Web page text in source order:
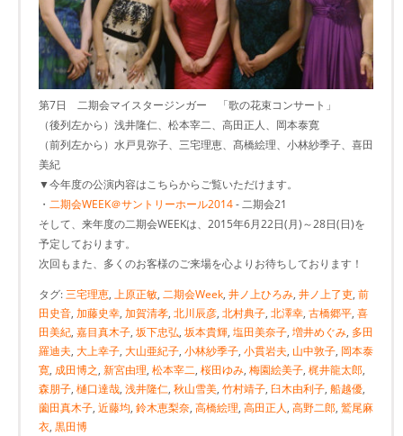
第7日 二期会マイスタージンガー 「歌の花束コンサート」
（後列左から）浅井隆仁、松本宰二、高田正人、岡本泰寛
（前列左から）水戸見弥子、三宅理恵、髙橋絵理、小林紗季子、喜田
美紀
▼今年度の公演内容はこちらからご覧いただけます。
・ 二期会WEEK＠サントリーホール2014- 二期会21
そして、来年度の二期会WEEKは、2015年6月22日(月)～28日(日)を
予定しております。
次回もまた、多くのお客様のご来場を心よりお待ちしております！
タグ:三宅理恵, 上原正敏, 二期会Week, 井ノ上ひろみ, 井ノ上了吏, 前
田史音, 加藤史幸, 加賀清孝, 北川辰彦, 北村典子, 北澤幸, 古橋郷平, 喜
田美紀, 嘉目真木子, 坂下忠弘, 坂本貴輝, 塩田美奈子, 増井めぐみ, 多田
羅迪夫, 大上幸子, 大山亜紀子, 小林紗季子, 小貫岩夫, 山中敦子, 岡本泰
寛, 成田博之, 新宮由理, 松本宰二, 桜田ゆみ, 梅園絵美子, 梶井龍太郎,
森朋子, 樋口達哉, 浅井隆仁, 秋山雪美, 竹村靖子, 臼木由利子, 船越優,
薗田真木子, 近藤均, 鈴木恵梨奈, 高橋絵理, 高田正人, 高野二郎, 鷲尾麻
衣, 黒田博